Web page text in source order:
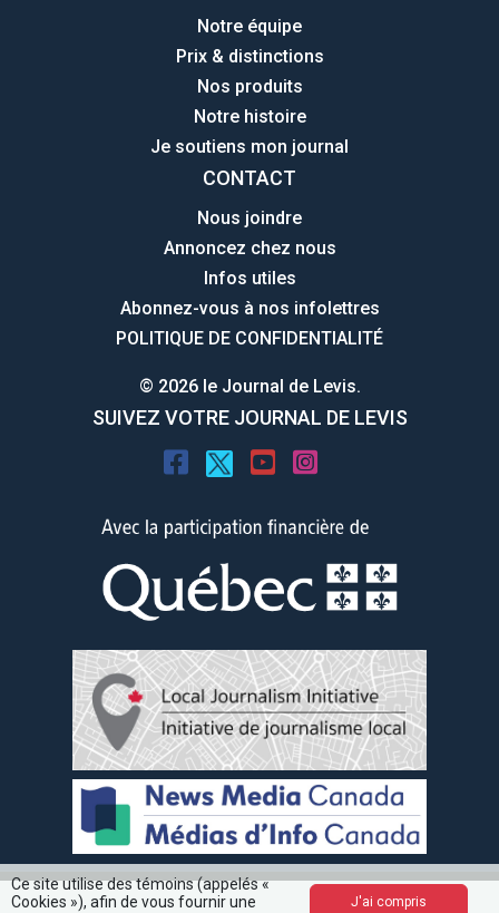
Notre équipe
Prix & distinctions
Nos produits
Notre histoire
Je soutiens mon journal
CONTACT
Nous joindre
Annoncez chez nous
Infos utiles
Abonnez-vous à nos infolettres
POLITIQUE DE CONFIDENTIALITÉ
© 2026 le Journal de Levis.
SUIVEZ VOTRE JOURNAL DE LEVIS
Ce site utilise des témoins (appelés «
Cookies »), afin de vous fournir une
J'ai compris